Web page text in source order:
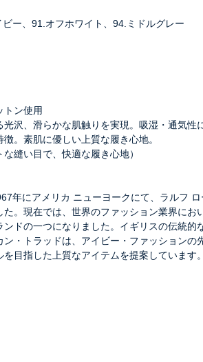
ー、91.オフホワイト、94.ミドルグレー
トン使用
沢、滑らかな肌触りを実現。吸湿・通気性
。素肌に優しい上質な履き心地。
縫い目で、快適な履き心地）
年にアメリカ ニューヨークにて、ラルフ
。現在では、世界のファッション業界にお
ドの一つになりました。イギリスの伝統的
ン・トラッドは、アイビー・ファッションの
目指した上質なアイテムを提案しています。